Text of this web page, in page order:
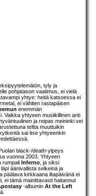
tyly ja
pohjatason vaatimus, ei vielä
yhtye: heitä katsoessa ei
ei vähiten rastapäisen
enemmän
Vaikka yhtyeen musiikillinen anti
ja reipas meininki vei
teltta muuttuikin
sai itse yhtyeenkin
black-/death-ylpeys
vuonna 2003. Yhtyeen
rumpali Inferno, ja siksi
äänivallista selkeinä ja
päälava kirkkaana iltapäivänä ei
ei tämä mainittavasti haitannut
-albumin At the Left